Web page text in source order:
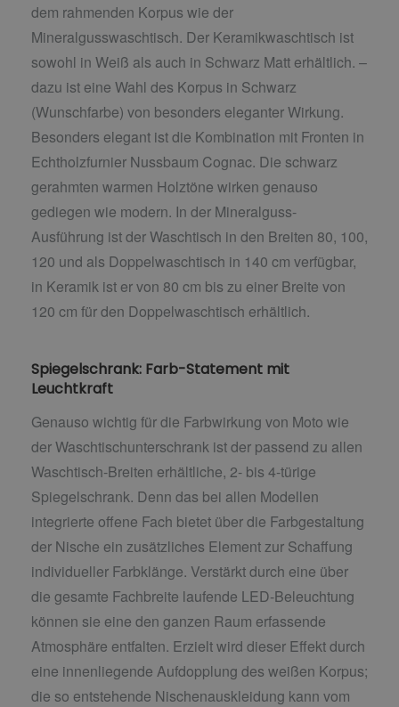
dem rahmenden Korpus wie der
Mineralgusswaschtisch. Der Keramikwaschtisch ist
sowohl in Weiß als auch in Schwarz Matt erhältlich. –
dazu ist eine Wahl des Korpus in Schwarz
(Wunschfarbe) von besonders eleganter Wirkung.
Besonders elegant ist die Kombination mit Fronten in
Echtholzfurnier Nussbaum Cognac. Die schwarz
gerahmten warmen Holztöne wirken genauso
gediegen wie modern. In der Mineralguss-
Ausführung ist der Waschtisch in den Breiten 80, 100,
120 und als Doppelwaschtisch in 140 cm verfügbar,
in Keramik ist er von 80 cm bis zu einer Breite von
120 cm für den Doppelwaschtisch erhältlich.
Spiegelschrank: Farb-Statement mit
Leuchtkraft
Genauso wichtig für die Farbwirkung von Moto wie
der Waschtischunterschrank ist der passend zu allen
Waschtisch-Breiten erhältliche, 2- bis 4-türige
Spiegelschrank. Denn das bei allen Modellen
integrierte offene Fach bietet über die Farbgestaltung
der Nische ein zusätzliches Element zur Schaffung
individueller Farbklänge. Verstärkt durch eine über
die gesamte Fachbreite laufende LED-Beleuchtung
können sie eine den ganzen Raum erfassende
Atmosphäre entfalten. Erzielt wird dieser Effekt durch
eine innenliegende Aufdopplung des weißen Korpus;
die so entstehende Nischenauskleidung kann vom